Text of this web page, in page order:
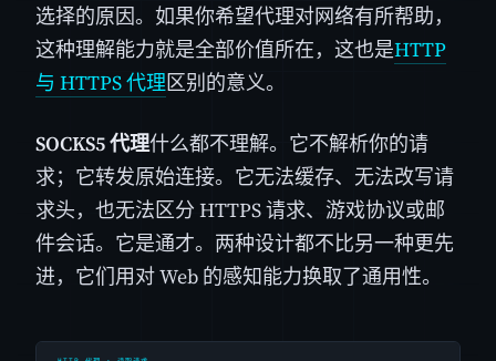
选择的原因。如果你希望代理对网络有所帮助，
这种理解能力就是全部价值所在，这也是HTTP
与 HTTPS 代理区别的意义。
SOCKS5 代理什么都不理解。它不解析你的请
求；它转发原始连接。它无法缓存、无法改写请
求头，也无法区分 HTTPS 请求、游戏协议或邮
件会话。它是通才。两种设计都不比另一种更先
进，它们用对 Web 的感知能力换取了通用性。